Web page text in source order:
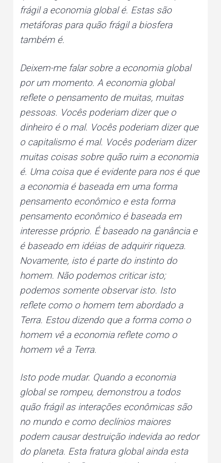
frágil a economia global é. Estas são
metáforas para quão frágil a biosfera
também é.
Deixem-me falar sobre a economia global
por um momento. A economia global
reflete o pensamento de muitas, muitas
pessoas. Vocês poderiam dizer que o
dinheiro é o mal. Vocês poderiam dizer que
o capitalismo é mal. Vocês poderiam dizer
muitas coisas sobre quão ruim a economia
é. Uma coisa que é evidente para nos é que
a economia é baseada em uma forma
pensamento econômico e esta forma
pensamento econômico é baseada em
interesse próprio. É baseado na ganância e
é baseado em idéias de adquirir riqueza.
Novamente, isto é parte do instinto do
homem. Não podemos criticar isto;
podemos somente observar isto. Isto
reflete como o homem tem abordado a
Terra. Estou dizendo que a forma como o
homem vê a economia reflete como o
homem vê a Terra.
Isto pode mudar. Quando a economia
global se rompeu, demonstrou a todos
quão frágil as interações econômicas são
no mundo e como declínios maiores
podem causar destruição indevida ao redor
do planeta. Esta fratura global ainda esta